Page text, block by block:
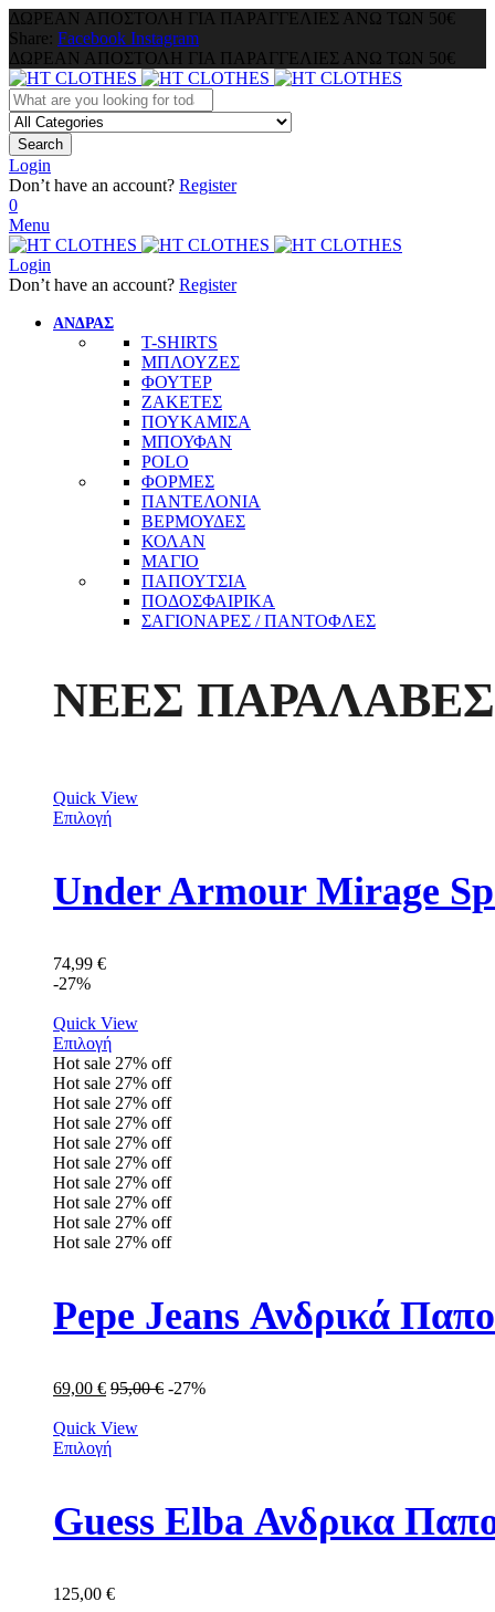
ΔΩΡΕΑΝ ΑΠΟΣΤΟΛΗ ΓΙΑ ΠΑΡΑΓΓΕΛΙΕΣ ΑΝΩ ΤΩΝ 50€
Share: Facebook Instagram
ΔΩΡΕΑΝ ΑΠΟΣΤΟΛΗ ΓΙΑ ΠΑΡΑΓΓΕΛΙΕΣ ΑΝΩ ΤΩΝ 50€
Search
Login
Don’t have an account? Register
0
Menu
Login
Don’t have an account? Register
ΑΝΔΡΑΣ
T-SHIRTS
ΜΠΛΟΥΖΕΣ
ΦΟΥΤΕΡ
ΖΑΚΕΤΕΣ
ΠΟΥΚΑΜΙΣΑ
ΜΠΟΥΦΑΝ
POLO
ΦΟΡΜΕΣ
ΠΑΝΤΕΛΟΝΙΑ
ΒΕΡΜΟΥΔΕΣ
ΚΟΛΑΝ
ΜΑΓΙΟ
ΠΑΠΟΥΤΣΙΑ
ΠΟΔΟΣΦΑΙΡΙΚΑ
ΣΑΓΙΟΝΑΡΕΣ / ΠΑΝΤΟΦΛΕΣ
ΝΕΕΣ ΠΑΡΑΛΑΒΕΣ
Quick View
Επιλογή
Under Armour Mirage
74,99 €
-27%
Quick View
Επιλογή
Hot sale 27% off
Hot sale 27% off
Hot sale 27% off
Hot sale 27% off
Hot sale 27% off
Hot sale 27% off
Hot sale 27% off
Hot sale 27% off
Hot sale 27% off
Hot sale 27% off
Pepe Jeans Ανδρικά
69,00 € 95,00€ -27%
Quick View
Επιλογή
Guess Elba Ανδρικα
125,00 €